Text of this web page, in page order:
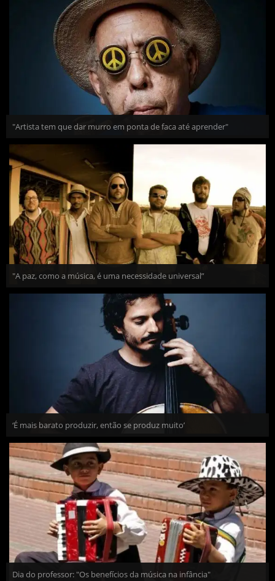
"Artista tem que dar murro em ponta de faca até aprender"
"A paz, como a música, é uma necessidade universal”
‘É mais barato produzir, então se produz muito’
Dia do professor: "Os benefícios da música na infância"